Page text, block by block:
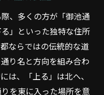
、多くの方が「御池通
」といった独特な住所
ならではの伝統的な道
り名と方向を組み合わ
は、「上る」は北へ、
を東に入った場所を意